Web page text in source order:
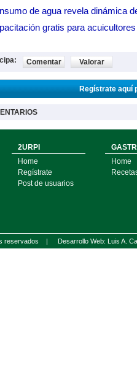
de agua revela dinámica
gratis para
Comentar Valorar
Regístrate aquí
2URPI
Home
Regístrate
Post de usuarios
Home
reservados | Desarrollo Web: Luis